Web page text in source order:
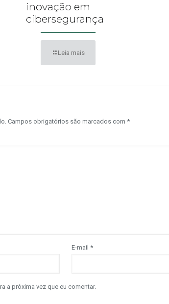
inovação em
cibersegurança
Leia mais
Campos obrigatórios são marcados com *
E-mail *
a próxima vez que eu comentar.